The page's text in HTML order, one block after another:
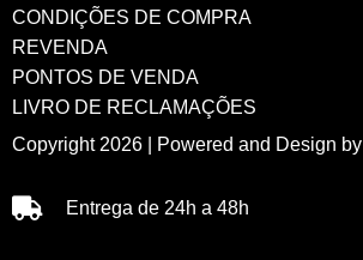
CONDIÇÕES DE COMPRA
REVENDA
PONTOS DE VENDA
LIVRO DE RECLAMAÇÕES
Copyright 2026 | Powered and Design by
Entrega de 24h a 48h